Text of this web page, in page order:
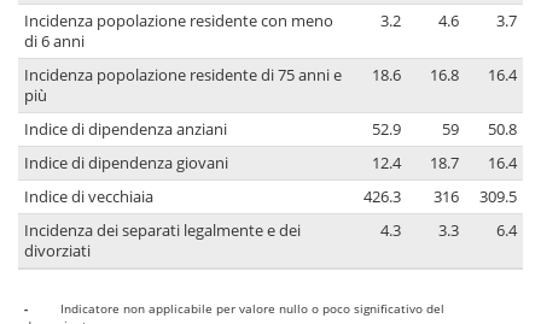
Incidenza popolazione residente con meno
di 6 anni
3.2 4.6 3.7
Incidenza popolazione residente di 75 anni e
più
18.6 16.8 16.4
Indice di dipendenza anziani 52.9 59
50.8
Indice di dipendenza giovani
12.4 18.7
16.4
Indice di vecchiaia
426.3 316
309.5
Incidenza dei separati legalmente e dei
divorziati
4.3 3.3 6.4
-
Indicatore non applicabile per valore nullo o poco significativo del